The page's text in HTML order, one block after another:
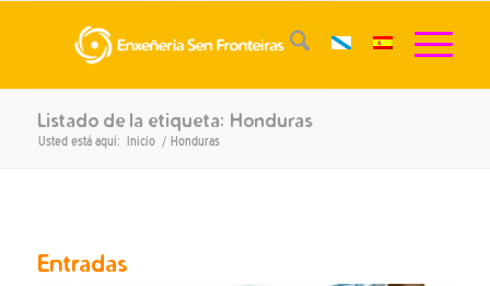
Listado de la etiqueta: Honduras
Usted está aquí: Inicio / Honduras
Entradas